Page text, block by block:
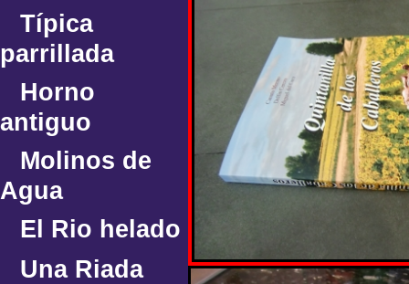
Típica
parrillada
Horno
antiguo
Molinos de
Agua
El Rio helado
Una Riada